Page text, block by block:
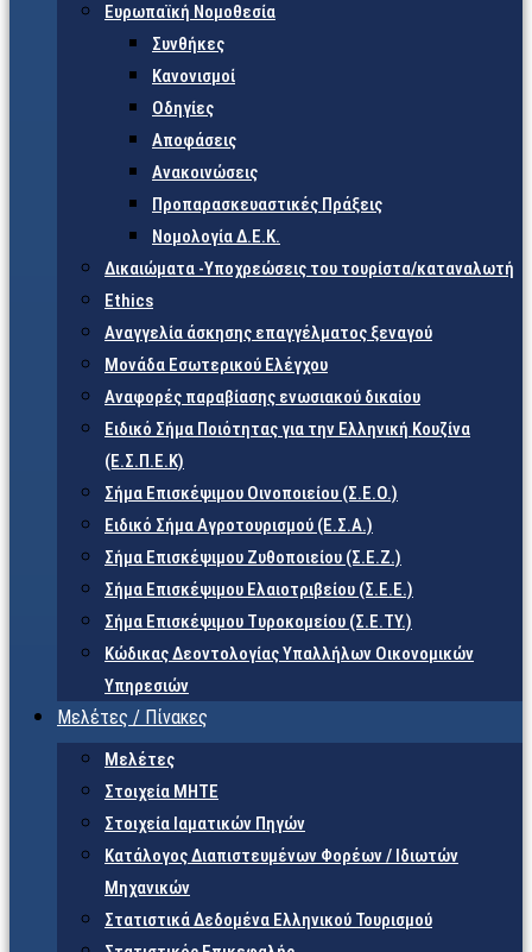
Ευρωπαϊκή Νομοθεσία
Συνθήκες
Κανονισμοί
Οδηγίες
Αποφάσεις
Ανακοινώσεις
Προπαρασκευαστικές Πράξεις
Νομολογία Δ.Ε.Κ.
Δικαιώματα -Υποχρεώσεις του τουρίστα/καταναλωτή
Ethics
Αναγγελία άσκησης επαγγέλματος ξεναγού
Μονάδα Εσωτερικού Ελέγχου
Αναφορές παραβίασης ενωσιακού δικαίου
Ειδικό Σήμα Ποιότητας για την Ελληνική Κουζίνα
(Ε.Σ.Π.Ε.Κ)
Σήμα Επισκέψιμου Οινοποιείου (Σ.Ε.Ο.)
Ειδικό Σήμα Αγροτουρισμού (Ε.Σ.Α.)
Σήμα Επισκέψιμου Ζυθοποιείου (Σ.Ε.Ζ.)
Σήμα Επισκέψιμου Ελαιοτριβείου (Σ.Ε.Ε.)
Σήμα Επισκέψιμου Τυροκομείου (Σ.Ε.TY.)
Κώδικας Δεοντολογίας Υπαλλήλων Οικονομικών
Υπηρεσιών
Μελέτες / Πίνακες
Μελέτες
Στοιχεία ΜΗΤΕ
Στοιχεία Ιαματικών Πηγών
Κατάλογος Διαπιστευμένων Φορέων / Ιδιωτών
Μηχανικών
Στατιστικά Δεδομένα Ελληνικού Τουρισμού